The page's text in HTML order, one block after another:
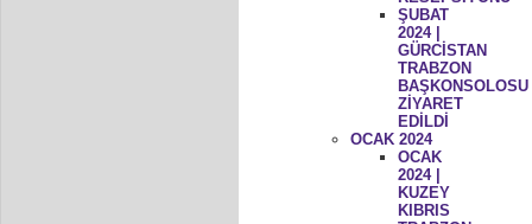
ŞUBAT
2024 |
GÜRCİSTAN
TRABZON
BAŞKONSOLOSU
ZİYARET
EDİLDİ
OCAK 2024
OCAK
2024 |
KUZEY
KIBRIS